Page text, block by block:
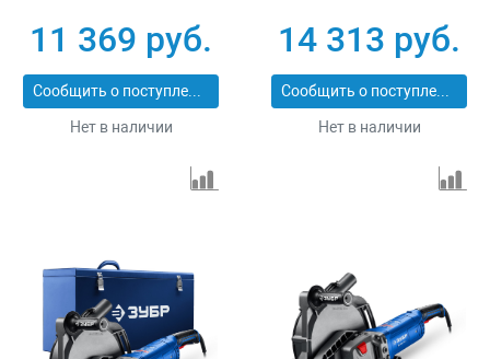
11 369 руб.
Сообщить о поступлении
Нет в наличии
1600 ПСТК
14 313 руб.
Сообщить о поступлении
Нет в наличии